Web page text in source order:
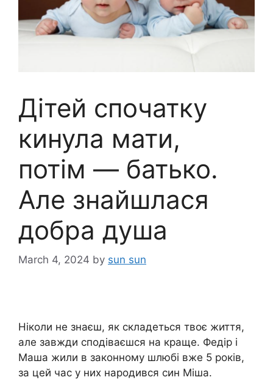
Дітей спочатку
кинула мати,
потім — батько.
Але знайшлася
добра душа
March 4, 2024 by sun sun
Ніколи не знаєш, як складеться твоє життя,
але завжди сподіваєшся на краще. Федір і
Маша жили в законному шлюбі вже 5 років,
за цей час у них народився син Міша.